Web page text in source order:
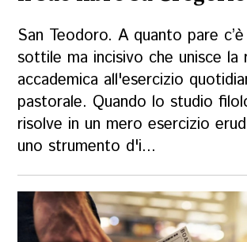
San Teodoro. A quanto pare
sottile ma incisivo che unisce la
accademica all'esercizio
pastorale. Quando lo studio
risolve in un mero esercizio
uno strumento d'i...